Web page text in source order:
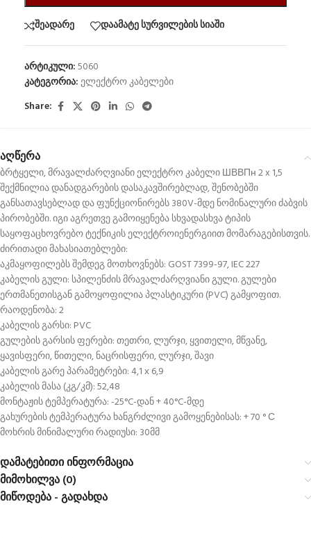
შეადარე დაამატე სურვილების სიაში
არტიკული:5060
კატეგორია:ელექტრო კაბელები
Share:
აღწერა
ბრტყელი, მრავალძარღვიანი ელექტრო კაბელი ШВВПн 2 x 1,5
შექმნილია დანადგარების დასაკავშირებლად, შენობებში
განსათავსებლად და ფუნქციონირებს 380V-მდე ნომინალური ძაბვის
პირობებში. იგი აგრეთვე გამოიყენება სხვადასხვა ტიპის
საყოფაცხოვრებო ტექნიკის ელექტროიენერგიით მომარაგებისთვის.
ძირითადი მახასიათებლები:
აკმაყოფილებს შემდეგ მოთხოვნებს: GOST 7399-97, IEC 227
კაბელის გული: სპილენძის მრავალძარღვიანი გული. გულები
ერთმანეთისგან გამოყოფილია პლასტიკური (PVC) გამყოფით.
რაოდენობა: 2
კაბელის გარსი: PVC
გულების გარსის ფერები: თეთრი, ლურჯი, ყვითელი, მწვანე,
ყავისფერი, წითელი, ნაცრისფერი, ლურჯი, შავი
კაბელის გარე პარამეტრები: 4,1 х 6,9
კაბელის მასა (კგ/კმ): 52,48
მონტაჟის ტემპერატურა: -25°C-დან + 40°C-მდე
გახურების ტემპერატურა ხანგრძლივი გამოყენებისას: + 70 ° С
მოხრის მინიმალური რადიუსი: 30მმ
დამატებითი ინფორმაცია
მიმოხილვა (0)
მიწოდება - გადახდა